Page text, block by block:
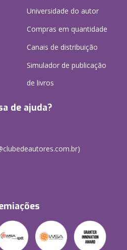
Universidade do autor
Compras em quantidade
Canais de distribuição
Simulador de publicação
de livros
de ajuda?